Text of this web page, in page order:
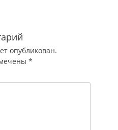
опубликован.
*